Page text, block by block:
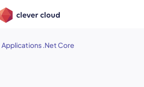
Applications .Net Core